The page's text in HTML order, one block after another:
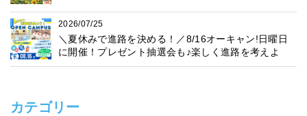
2026/07/25
＼夏休みで進路を決める！／8/16オーキャン!日曜日
に開催！プレゼント抽選会も♪楽しく進路を考えよ
う！
カテゴリー